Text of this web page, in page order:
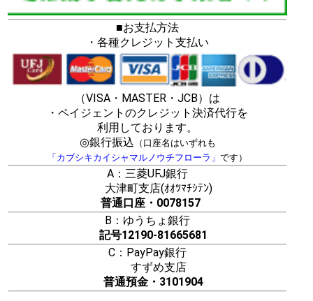
■お支払方法
・各種クレジット支払い
（VISA・MASTER・JCB）は
・ペイジェントのクレジット決済代行を
利用しております。
◎銀行振込 （口座名はいずれも
「カブシキカイシャマルノウチフローラ」 です）
A：三菱UFJ銀行
大津町支店(ｵｵﾂﾏﾁｼﾃﾝ)
普通口座・0078157
B：ゆうちょ銀行
記号12190-81665681
C：PayPay銀行
すずめ支店
普通預金・3101904